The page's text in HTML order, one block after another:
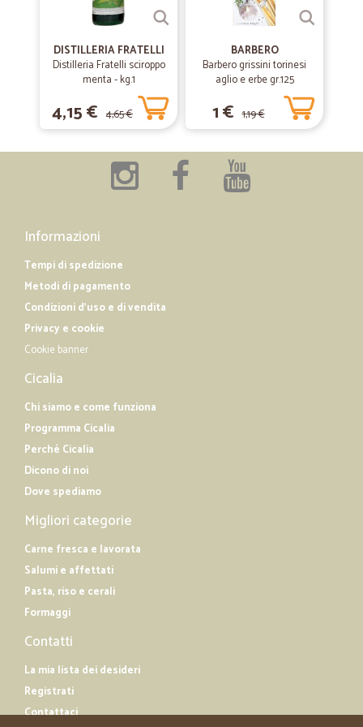
Servizio buono ed efficiente
Servizio buono ed efficiente. Ho ricevuto quasi tutto (mancava solo
un pezzo sostituito da altro in omaggio). Consegna il giorno
successivo alla spesa
23/04/2019
—Matteo N.
Eccezionale.
Eccezionale. Super consigliato.
La merce richiesta è arrivata In tempi rapidi con scadenze lunghe.
molto soddisfatto
DISTILLERIA FRATELLI
Distilleria Fratelli sciroppo
menta - kg.1
4,15 € 4,65 €
BARBERO
Barbero grissini torinesi
aglio e erbe gr.125
1 € 1,19 €
Informazioni
Tempi di spedizione
Metodi di pagamento
Condizioni d'uso e di vendita
Privacy e cookie
Cookie banner
Cicalia
Chi siamo e come funziona
Programma Cicalia
Perché Cicalia
Dicono di noi
Dove spediamo
Migliori categorie
Carne fresca e lavorata
Salumi e affettati
Pasta, riso e cerali
Formaggi
Contatti
La mia lista dei desideri
Registrati
Contattaci